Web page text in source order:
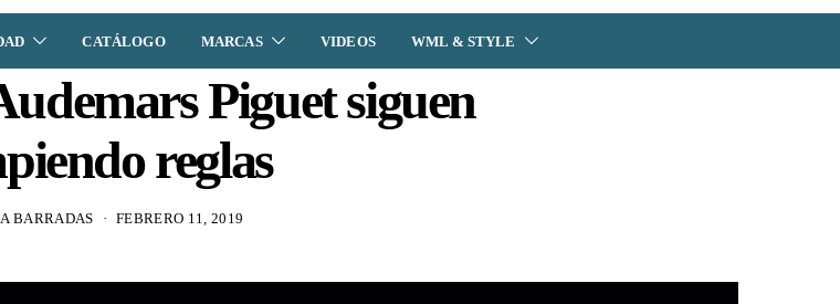
CATÁLOGO MARCAS VIDEOS WML & STYLE
Piguet siguen
reglas
BARRADAS FEBRERO 11, 2019